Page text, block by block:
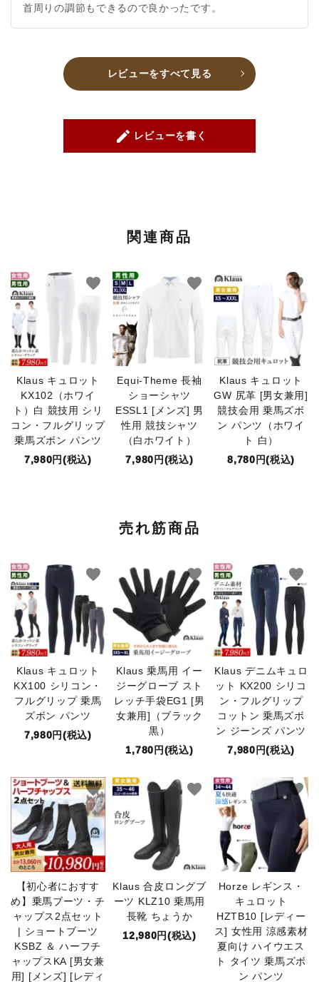
首周りの調節もできるので良かったです。
レビューをすべて見る
create レビューを書く
関連商品
Klaus キュロット
KX102（ホワイ
ト）白 競技用 シリ
コン・フルグリップ
乗馬ズボン パンツ
7,980円(税込)
favorite
Equi-Theme 長袖
ショーシャツ
ESSL1 [メンズ] 男
性用 競技シャツ
（白ホワイト）
7,980円(税込)
favorite
Klaus キュロット
GW 尻革 [男女兼用]
競技会用 乗馬ズボ
ン パンツ（ホワイ
ト 白）
8,780円(税込)
favorite
売れ筋商品
Klaus キュロット
KX100 シリコン・
フルグリップ 乗馬
ズボン パンツ
7,980円(税込)
favorite
Klaus 乗馬用 イー
ジーグローブ スト
レッチ手袋EG1 [男
女兼用]（ブラック
黒）
1,780円(税込)
favorite
Klaus デニムキュロ
ット KX200 シリコ
ン・フルグリップ
コットン 乗馬ズボ
ン ジーンズ パンツ
7,980円(税込)
favorite
【初心者におすす
め】乗馬ブーツ・チ
ャップス2点セット
| ショートブーツ
KSBZ ＆ ハーフチ
ャップスKA [男女兼
用] [メンズ] [レディ
favorite
Klaus 合皮ロングブ
ーツ KLZ10 乗馬用
長靴 ちょうか
12,980円(税込)
favorite
Horze レギンス・
キュロット
HZTB10 [レディー
ス] 女性用 涼感素材
夏向け ハイウエス
ト タイツ 乗馬ズボ
ン パンツ
favorite